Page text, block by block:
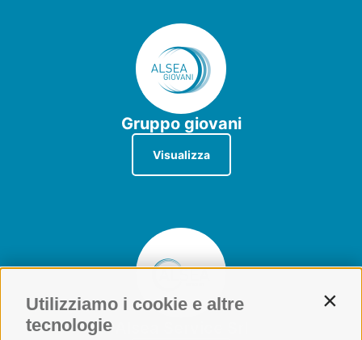
Utilizziamo i cookie e altre
tecnologie
Gruppo giovani
Visualizza